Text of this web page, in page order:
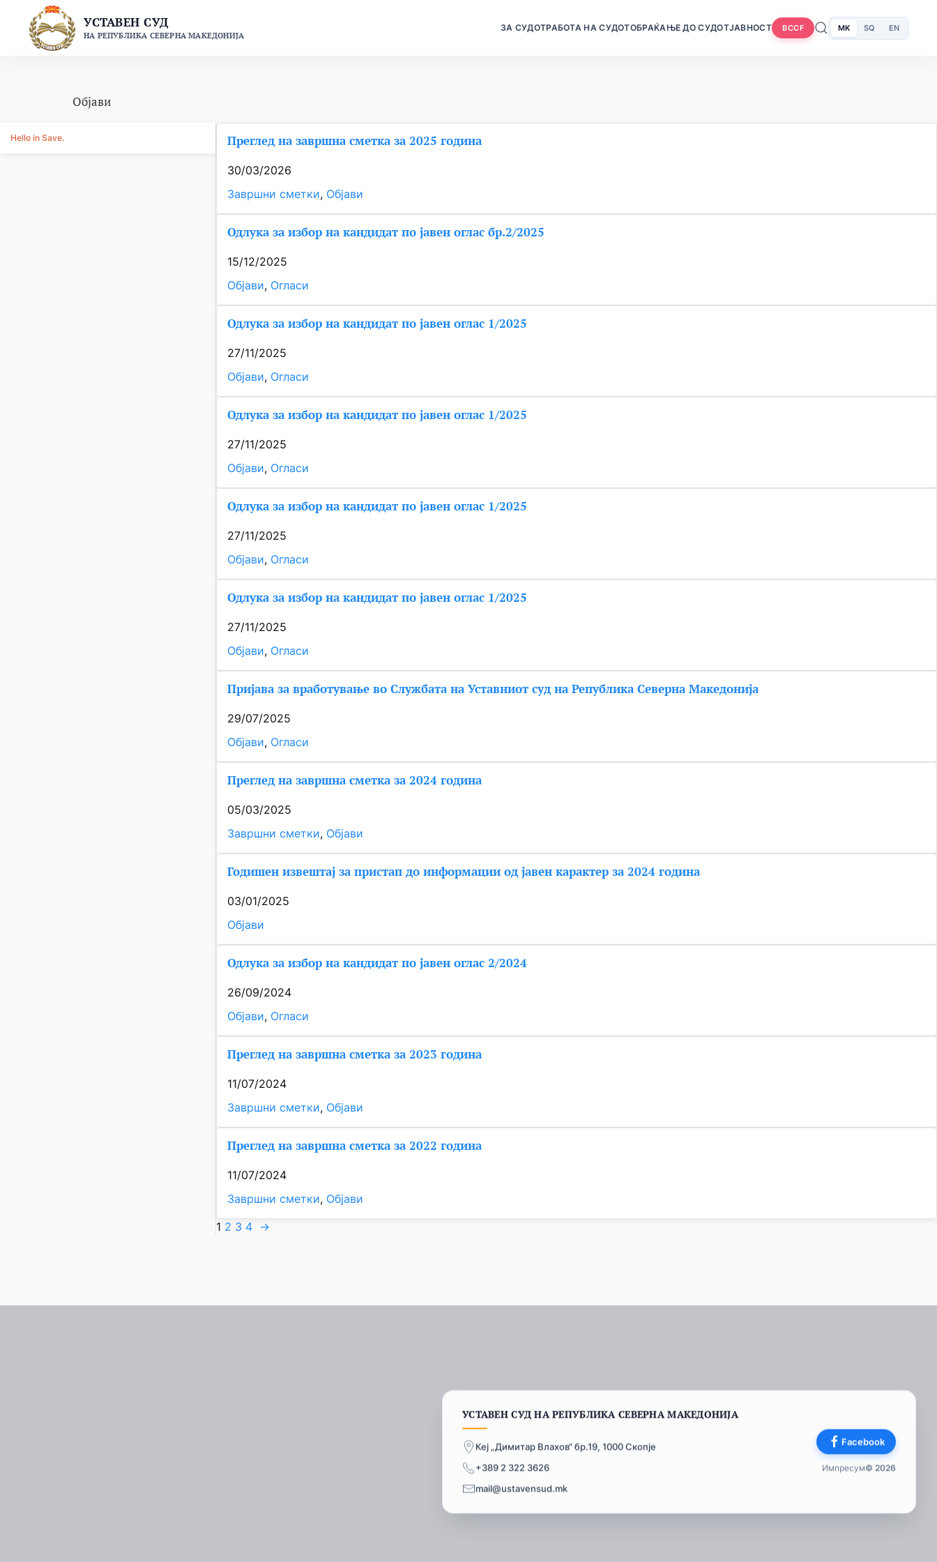
content
УСТАВЕН СУД
НА РЕПУБЛИКА СЕВЕРНА МАКЕДОНИЈА
ЗА СУДОТРАБОТА НА СУДОТОБРАЌАЊЕ ДО СУДОТЈАВНОСТ BCCF MK SQ EN
Објави
Hello in Save. Преглед на завршна сметка за 2025 година
30/03/2026
Завршни сметки, Објави
Одлука за избор на кандидат по јавен оглас бр.2/2025
15/12/2025
Објави, Огласи
Одлука за избор на кандидат по јавен оглас 1/2025
27/11/2025
Објави, Огласи
Одлука за избор на кандидат по јавен оглас 1/2025
27/11/2025
Објави, Огласи
Одлука за избор на кандидат по јавен оглас 1/2025
27/11/2025
Објави, Огласи
Одлука за избор на кандидат по јавен оглас 1/2025
27/11/2025
Објави, Огласи
Пријава за вработување во Службата на Уставниот суд на Република Северна Македонија
29/07/2025
Објави, Огласи
Преглед на завршна сметка за 2024 година
05/03/2025
Завршни сметки, Објави
Годишен извештај за пристап до информации од јавен карактер за 2024 година
03/01/2025
Објави
Одлука за избор на кандидат по јавен оглас 2/2024
26/09/2024
Објави, Огласи
Преглед на завршна сметка за 2023 година
11/07/2024
Завршни сметки, Објави
Преглед на завршна сметка за 2022 година
11/07/2024
Завршни сметки, Објави
1 2 3 4 →
УСТАВЕН СУД НА РЕПУБЛИКА СЕВЕРНА МАКЕДОНИЈА
Кеј „Димитар Влахов“ бр.19, 1000 Скопје
+389 2 322 3626
mail@ustavensud.mk
Facebook
Импресум© 2026